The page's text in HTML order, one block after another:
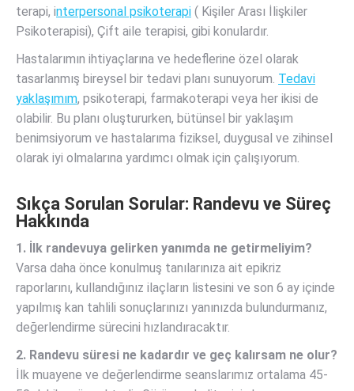
terapi, interpersonal psikoterapi ( Kişiler Arası İlişkiler
Psikoterapisi), Çift aile terapisi, gibi konulardır.
Hastalarımın ihtiyaçlarına ve hedeflerine özel olarak
tasarlanmış bireysel bir tedavi planı sunuyorum. Tedavi
yaklaşımım, psikoterapi, farmakoterapi veya her ikisi de
olabilir. Bu planı oluştururken, bütünsel bir yaklaşım
benimsiyorum ve hastalarıma fiziksel, duygusal ve zihinsel
olarak iyi olmalarına yardımcı olmak için çalışıyorum.
Sıkça Sorulan Sorular: Randevu ve Süreç
Hakkında
1. İlk randevuya gelirken yanımda ne getirmeliyim?
Varsa daha önce konulmuş tanılarınıza ait epikriz
raporlarını, kullandığınız ilaçların listesini ve son 6 ay içinde
yapılmış kan tahlili sonuçlarınızı yanınızda bulundurmanız,
değerlendirme sürecini hızlandıracaktır.
2. Randevu süresi ne kadardır ve geç kalırsam ne olur?
İlk muayene ve değerlendirme seanslarımız ortalama 45-